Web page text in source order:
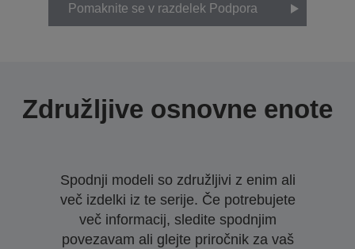
Pomaknite se v razdelek Podpora
Združljive osnovne enote
Spodnji modeli so združljivi z enim ali
več izdelki iz te serije. Če potrebujete
več informacij, sledite spodnjim
povezavam ali glejte priročnik za vaš